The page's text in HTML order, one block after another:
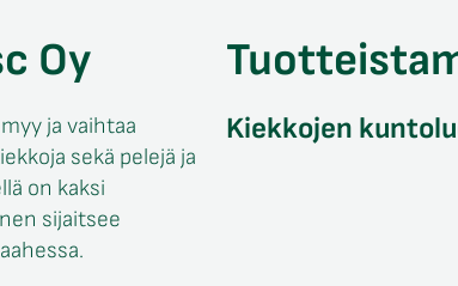
Oy
ja vaihtaa
sekä pelejä ja
on kaksi
sijaitsee
Kiekkojen